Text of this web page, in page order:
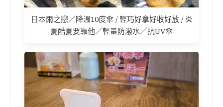
日本雨之戀／降溫10度傘 / 輕巧好拿好收好放 / 炎
夏酷夏要靠他／輕量防潑水／抗UV傘